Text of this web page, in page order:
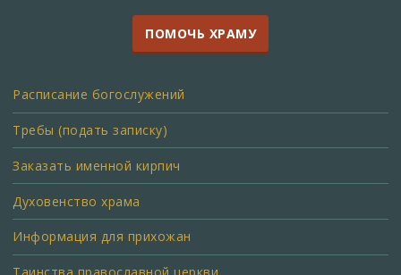
ПОМОЧЬ ХРАМУ
Расписание богослужений
Требы (подать записку)
Заказать именной кирпич
Духовенство храма
Информация для прихожан